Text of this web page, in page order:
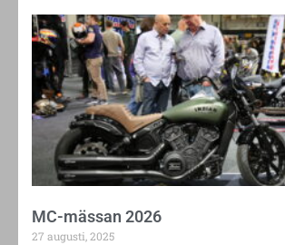
MC-mässan 2026
27 augusti, 2025